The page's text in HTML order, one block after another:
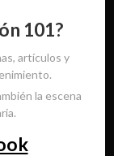
101?
artículos y
la escena